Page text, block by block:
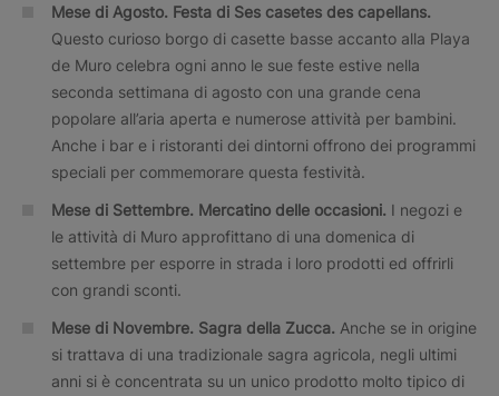
Mese di Agosto. Festa di Ses casetes des capellans.
Questo curioso borgo di casette basse accanto alla Playa
de Muro celebra ogni anno le sue feste estive nella
seconda settimana di agosto con una grande cena
popolare all’aria aperta e numerose attività per bambini.
Anche i bar e i ristoranti dei dintorni offrono dei programmi
speciali per commemorare questa festività.
Mese di Settembre. Mercatino delle occasioni. I negozi e
le attività di Muro approfittano di una domenica di
settembre per esporre in strada i loro prodotti ed offrirli
con grandi sconti.
Mese di Novembre. Sagra della Zucca. Anche se in origine
si trattava di una tradizionale sagra agricola, negli ultimi
anni si è concentrata su un unico prodotto molto tipico di